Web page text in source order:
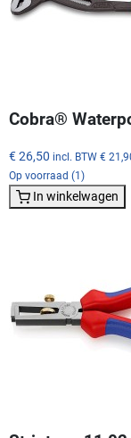
Cobra®
€ 26,50 incl. BTW €
Op voorraad (1)
In winkelwagen